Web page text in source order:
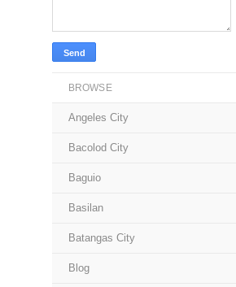
BROWSE
Angeles City
Bacolod City
Baguio
Basilan
Batangas City
Blog